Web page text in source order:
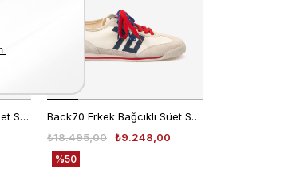
Back70 Erkek Bağcıklı Süet Spor & Sneaker Ayakkabı N26
Back70 Erkek Bağcıklı Süet Spor & Sneaker Ayakkabı B26
₺9.248,00
₺18.495,00
%50